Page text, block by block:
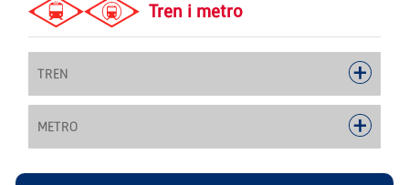
Tren i metro
TREN
METRO